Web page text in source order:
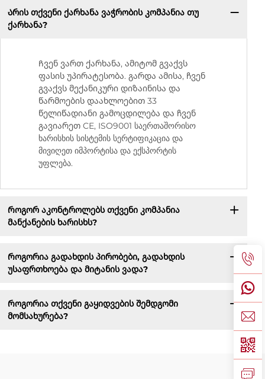
Არის თქვენი ქარხანა ვაჭრობის კომპანია თუ
ქარხანა?
Ჩვენ ვართ ქარხანა, ამიტომ გვაქვს
ფასის უპირატესობა. გარდა ამისა, ჩვენ
გვაქვს მექანიკური დიზაინისა და
წარმოების დაახლოებით 33
წელიწადიანი გამოცდილება და ჩვენ
გავიარეთ CE, ISO9001 საერთაშორისო
ხარისხის სისტემის სერტიფიკაცია და
მივიღეთ იმპორტისა და ექსპორტის
უფლება.
Როგორ აკონტროლებს თქვენი კომპანია
მანქანების ხარისხს?
Როგორია გადახდის პირობები, გადახდის
უსაფრთხოება და მიტანის ვადა?
Როგორია თქვენი გაყიდვების შემდგომი
მომსახურება?